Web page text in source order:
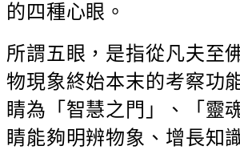
的四種心眼。
所謂五眼，是指從凡夫至
物現象終始本末的考察功
睛為「智慧之門」、「靈
睛能夠明辨物象、增長知